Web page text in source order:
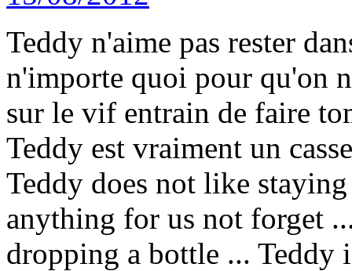
Teddy n'aime pas rester
n'importe quoi pour qu'on
sur le vif entrain de faire
Teddy est vraiment un
Teddy does not like
anything for us not forget
dropping a bottle ... Teddy